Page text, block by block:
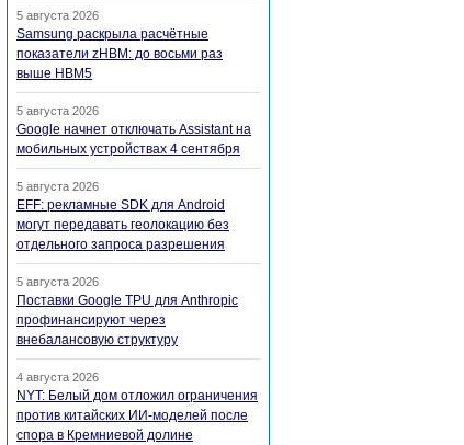
5 августа 2026
Samsung раскрыла расчётные
показатели zHBM: до восьми раз
выше HBM5
5 августа 2026
Google начнет отключать Assistant на
мобильных устройствах 4 сентября
5 августа 2026
EFF: рекламные SDK для Android
могут передавать геолокацию без
отдельного запроса разрешения
5 августа 2026
Поставки Google TPU для Anthropic
профинансируют через
внебалансовую структуру
4 августа 2026
NYT: Белый дом отложил ограничения
против китайских ИИ-моделей после
спора в Кремниевой долине